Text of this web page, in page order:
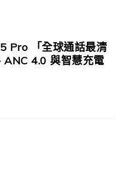
Pro 「全球通話最清
4.0 與智慧充電